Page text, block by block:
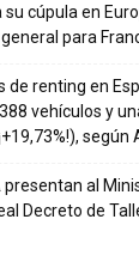
su cúpula en
para
de renting en
vehículos y
según
presentan al
Decreto de